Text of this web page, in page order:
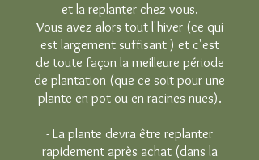
et la replanter chez vous.
Vous avez alors tout l'hiver (ce qui
est largement suffisant ) et c'est
de toute façon la meilleure période
de plantation (que ce soit pour une
plante en pot ou en racines-nues).
- La plante devra être replanter
rapidement après achat (dans la